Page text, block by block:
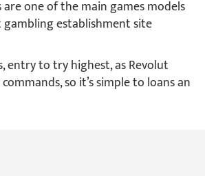
one of the main games models
establishment site
entry to try highest, as Revolut
so it’s simple to loans an